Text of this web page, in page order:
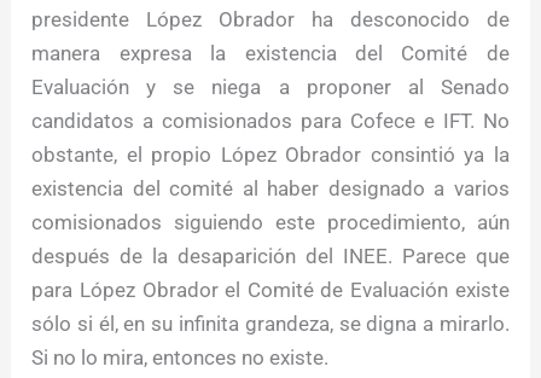
presidente López Obrador ha desconocido de
manera expresa la existencia del Comité de
Evaluación y se niega a proponer al Senado
candidatos a comisionados para Cofece e IFT. No
obstante, el propio López Obrador consintió ya la
existencia del comité al haber designado a varios
comisionados siguiendo este procedimiento, aún
después de la desaparición del INEE. Parece que
para López Obrador el Comité de Evaluación existe
sólo si él, en su infinita grandeza, se digna a mirarlo.
Si no lo mira, entonces no existe.